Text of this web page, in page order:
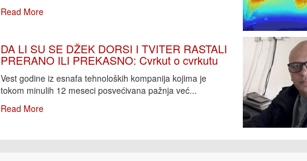
Read More
DA LI SU SE DŽEK DORSI I TVITER RASTALI
PRERANO ILI PREKASNO: Cvrkut o cvrkutu
Vest godine iz esnafa tehnoloških kompanija kojima je
tokom minulih 12 meseci posvećivana pažnja već...
Read More